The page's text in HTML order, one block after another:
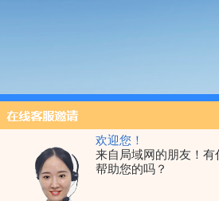
欢迎您！
来自局域网的朋友！有
帮助您的吗？
XRP-PH2016B水质分析在线PH计